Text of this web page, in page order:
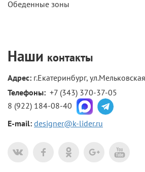
Обеденные зоны
Наши контакты
Адрес: г.Екатеринбург,
Телефоны: +7 (343) 370-37-05
8 (922) 184-08-40
E-mail: designer@k-lider.ru